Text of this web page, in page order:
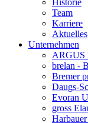
Historie
Team
Karriere
Aktuelles
Unternehmen
ARGUS
brelan -
Bremer
Daugs-
Evoran
gross